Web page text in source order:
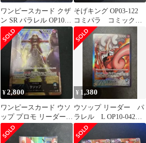
ワンピースカード クザ
ン SR パラレル OP10-
082 4枚
そげキング OP03-122
コミパラ コミックパ
ラレル 強大な敵 ウソ
ップ
¥2,800
ワンピースカード ウソ
ップ プロモ リーダー
パラレル
¥ 1,380
ウソップ リーダー パ
ラレル L OP10-042
BASE SHOP